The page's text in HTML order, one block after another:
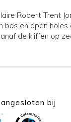
Robert Trent
en open
de kliffen op
bij